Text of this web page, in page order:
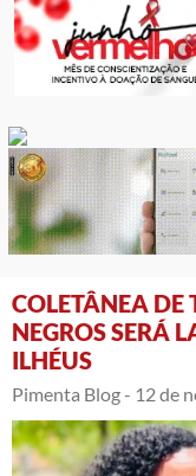
COLETÂNEA DE
NEGROS SERÁ
ILHÉUS
Pimenta Blog - 12 de